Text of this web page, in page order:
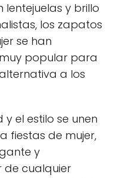
y brillo
los zapatos
se han
popular para
a los
el estilo se unen
fiestas de mujer,
y
cualquier